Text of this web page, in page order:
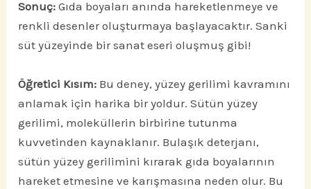
Sonuç: Gıda boyaları anında hareketlenmeye ve
renkli desenler oluşturmaya başlayacaktır. Sanki
süt yüzeyinde bir sanat eseri oluşmuş gibi!
Öğretici Kısım: Bu deney, yüzey gerilimi kavramını
anlamak için harika bir yoldur. Sütün yüzey
gerilimi, moleküllerin birbirine tutunma
kuvvetinden kaynaklanır. Bulaşık deterjanı,
sütün yüzey gerilimini kırarak gıda boyalarının
hareket etmesine ve karışmasına neden olur. Bu